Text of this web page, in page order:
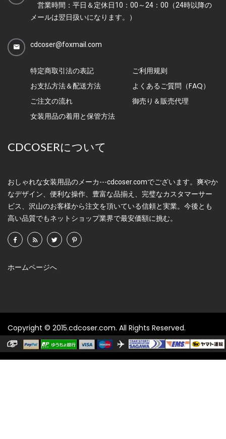
営業時間：平日＆定休日10：00～24：00（24時以降の
メールは翌日扱いになります。）
cdcoser@foxmail.com
特定商取引法の表記
ご利用规则
お支払方法＆配送方法
よくあるご質問（FAQ）
ご注文の流れ
御売り＆販売代理
女装用品の着用と保管方法
CDCOSERについて
おしゃれな女装用品のメーカ---cdcoser.comでございます。爽やか
なデザイン、便利な操作、豊富な品揃え、完璧なカスタマーサー
ビス、沢山のお客様から注文を頂いている信頼と実業。今後とも
高い品質でもネットショップ業界で最安価額に挑む。
ホームページへ
Copyright © 2015.cdcoser.com. All Rights Reserved.